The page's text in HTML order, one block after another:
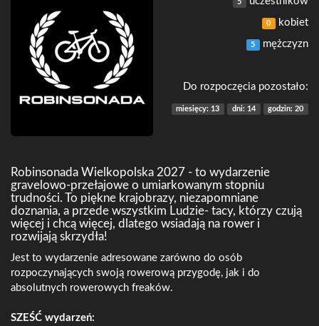
5
0 kobiet
5 mężczyzn
Do rozpoczęcia pozostało:
miesięcy: 13 dni: 14 godzin:20
Robinsonada Wielkopolska 2027 - to wydarzenie
gravelowo-przełajowe o umiarkowanym stopniu
trudności. To piękne krajobrazy, niezapomniane
doznania, a przede wszystkim Ludzie- tacy, którzy czują
więcej i chcą więcej, dlatego wsiadają na rower i
rozwijają skrzydła!
Jest to wydarzenie adresowane zarówno do osób
rozpoczynających swoją rowerową przygodę, jak i do
absolutnych rowerowych freaków.
SZEŚĆ wydarzeń: